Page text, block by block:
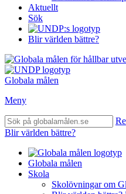
Aktuellt
Sök
Blir världen bättre?
Globala målen
Meny
Blir världen bättre?
Globala målen
Skola
Skolövningar om